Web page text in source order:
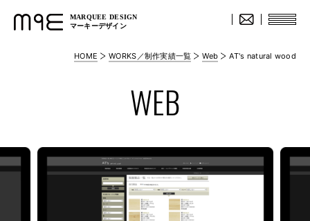
MARQUEE DESIGN
マーキーデザイン
HOME WORKS／制作実績一覧 Web AT's natural wood
WEB